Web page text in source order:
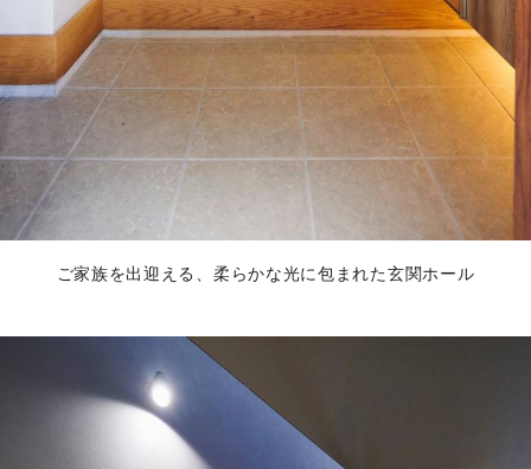
ご家族を出迎える、柔らかな光に包まれた玄関ホール